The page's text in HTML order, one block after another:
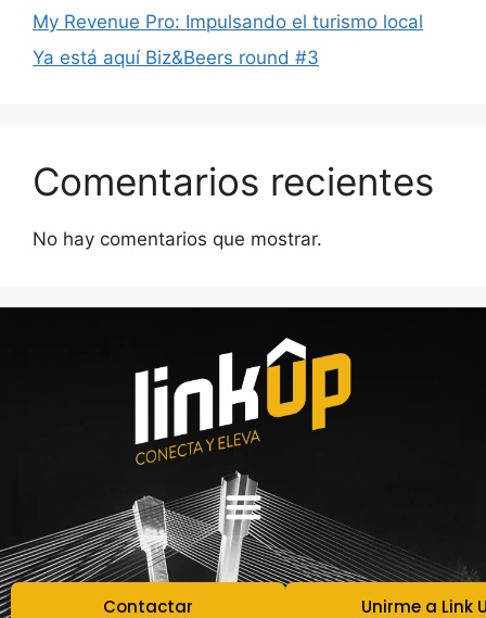
My Revenue Pro: Impulsando el turismo local
Ya está aquí Biz&Beers round #3
Comentarios recientes
No hay comentarios que mostrar.
Contactar Unirme a Link